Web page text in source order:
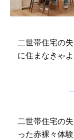
二世帯住宅の
に住まなきゃ
二世帯住宅の
った赤裸々体験